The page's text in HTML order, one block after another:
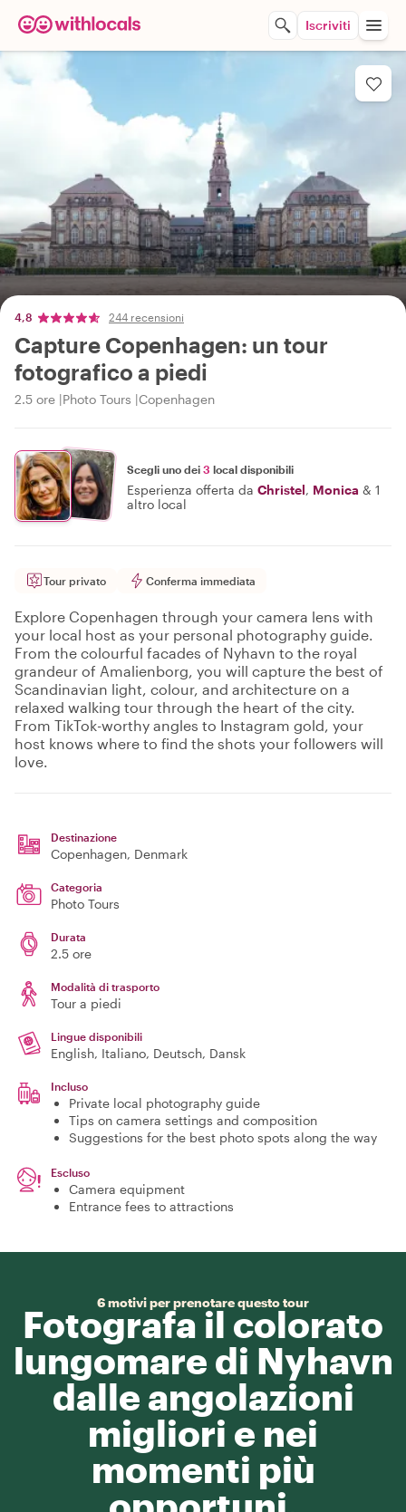
Iscriviti
4,8 244 recensioni
Capture Copenhagen: un tour
fotografico a piedi
2.5 ore Photo Tours Copenhagen
Scegli uno dei 3 local disponibili
Esperienza offerta da Christel, Monica & 1
altro local
Tour privato Conferma immediata
Explore Copenhagen through your camera lens with
your local host as your personal photography guide.
From the colourful facades of Nyhavn to the royal
grandeur of Amalienborg, you will capture the best of
Scandinavian light, colour, and architecture on a
relaxed walking tour through the heart of the city.
From TikTok-worthy angles to Instagram gold, your
host knows where to find the shots your followers will
love.
Destinazione
Copenhagen, Denmark
Categoria
Photo Tours
Durata
2.5 ore
Modalità di trasporto
Tour a piedi
Lingue disponibili
English, Italiano, Deutsch, Dansk
Incluso
Private local photography guide
Tips on camera settings and composition
Suggestions for the best photo spots along the way
Escluso
Camera equipment
Entrance fees to attractions
6 motivi per prenotare questo tour
Fotografa il colorato
lungomare di Nyhavn
dalle angolazioni
migliori e nei
momenti più